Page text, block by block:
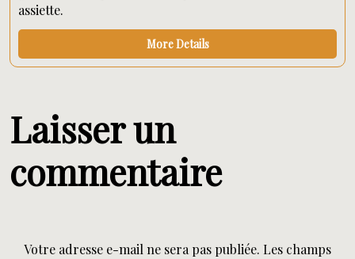
assiette.
More Details
Laisser un
commentaire
Votre adresse e-mail ne sera pas publiée. Les champs